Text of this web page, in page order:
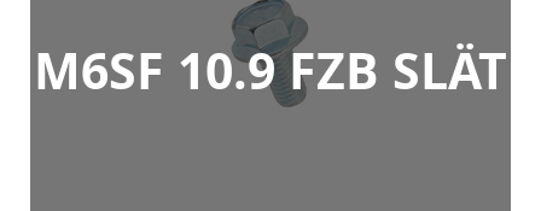
M6SF 10.9 FZB SLÄT